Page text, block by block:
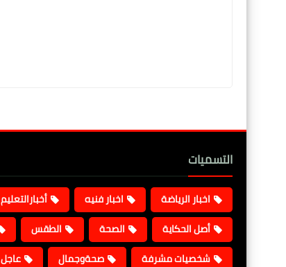
التسميات
اخبار الرياضة اخبار فنيه أخبارالتعليم
أصل الحكاية
الصحة الطقس
شخصيات مشرفة
صحةوجمال عاجل